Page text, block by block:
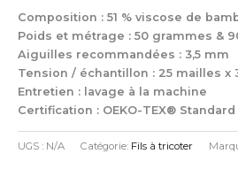
Composition : 51 % viscose de
Poids et métrage : 50 grammes &
Aiguilles recommandées : 3,5 mm
Tension / échantillon : 25 mailles x
Entretien : lavage à la machine
Certification : OEKO-TEX® Standard
UGS : N/A Catégorie: Fils à tricoter